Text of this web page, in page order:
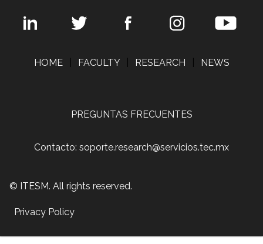
HOME FACULTY RESEARCH NEWS
PREGUNTAS FRECUENTES
Contacto: soporte.research@servicios.tec.mx
© ITESM. All rights reserved.
Privacy Policy